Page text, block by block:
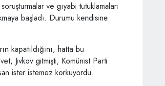
ve gıyabi tutuklamaları
başladı. Durumu kendisine
kapatıldığını, hatta bu
Jivkov gitmişti, Komünist Parti
ister istemez korkuyordu.